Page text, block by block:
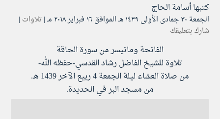
كتبهاأسامة الحاج
الجمعة ۳۰ جمادى الأولى ۱٤۳۹ هـ الموافق ۱٦ فبراير ۲۰۱۸ مـ | تلاوات |
شارك بتعليقك
الفاتحة وماتيسر من سورة الحاقة
تلاوة للشيخ الفاضل رشاد القدسي-حفظه الله-
من صلاة العشاء ليلة الجمعة 4 ربيع الآخر 1439 هـ.
من مسجد البر في الحديدة.